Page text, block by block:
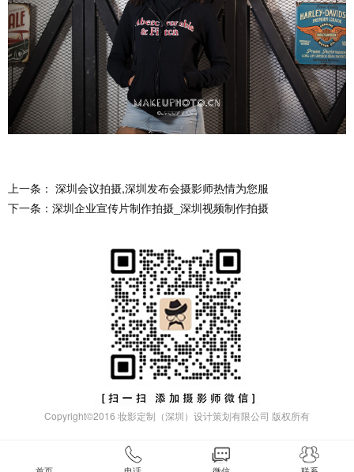
上一条： 深圳会议拍摄,深圳发布会摄影师热情为您服
下一条：深圳企业宣传片制作拍摄_深圳视频制作拍摄
Copyright©2016 妆影定制（深圳）设计策划有限公司 版权所有